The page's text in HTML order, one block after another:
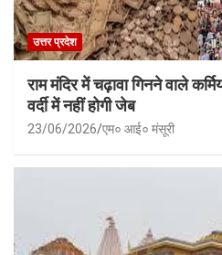
उत्तर प्रदेश
राम मंदिर में चढ़ावा गिनने वाले
वर्दी में नहीं होगी जेब
23/06/2026 एम० आई० मंसूरी